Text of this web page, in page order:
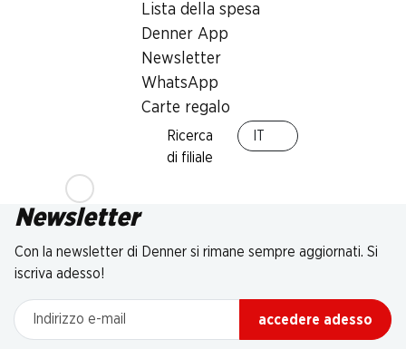
Lista della spesa
Denner App
Newsletter
WhatsApp
Carte regalo
Ricerca
di filiale
Newsletter
Con la newsletter di Denner si rimane sempre aggiornati. Si
iscriva adesso!
Indirizzo e-mail
accedere adesso